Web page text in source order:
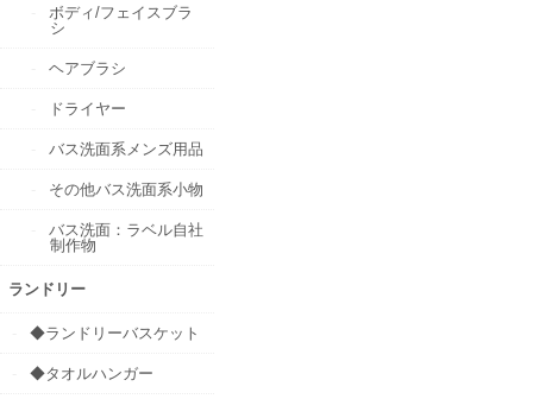
ボディ/フェイスブラ
シ
ヘアブラシ
ドライヤー
バス洗面系メンズ用品
その他バス洗面系小物
バス洗面：ラベル自社
制作物
ランドリー
◆ランドリーバスケット
◆タオルハンガー